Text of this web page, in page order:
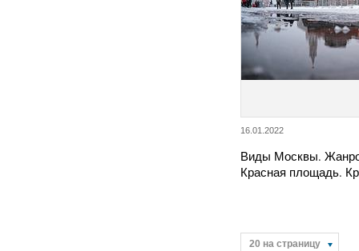
16.01.2022
Виды Москвы.
Красная площадь.
20 на страницу